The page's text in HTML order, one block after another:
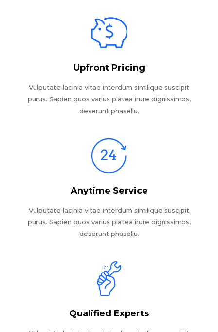
Upfront Pricing
Vulputate lacinia vitae interdum similique suscipit
purus. Sapien quos varius platea irure dignissimos,
deserunt phasellu.
Anytime Service
Vulputate lacinia vitae interdum similique suscipit
purus. Sapien quos varius platea irure dignissimos,
deserunt phasellu.
Qualified Experts